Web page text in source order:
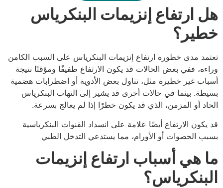
هل ارتفاع إنزيمات البنكرياس
خطير؟
تعتمد مدى خطورة ارتفاع إنزيمات البنكرياس على السبب الكامن
وراءه، ففي بعض الحالات قد يكون الارتفاع طفيفًا ومؤقتًا نتيجة
أسباب غير خطيرة مثل، تناول بعض الأدوية أو اضطرابات هضمية
بسيطة. بينما في حالات أخرى قد يشير إلى التهاب البنكرياس
الحاد أو المزمن، الذي قد يكون خطرًا إذا لم يعالج بسرعة.
قد يكون الارتفاع أيضًا علامة على انسداد القنوات البنكرياسية
بسبب الحصوات أو الأورام، مما يستدعي التدخل الطبي
ما هي أسباب ارتفاع إنزيمات
البنكرياس؟